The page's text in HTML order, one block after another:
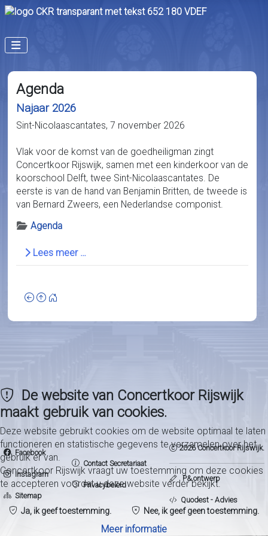
Agenda
Najaar 2026
Sint-Nicolaascantates, 7 november 2026
Vlak voor de komst van de goedheiligman zingt
Concertkoor Rijswijk, samen met een kinderkoor van de
koorschool Delft, twee Sint-Nicolaascantates. De
eerste is van de hand van Benjamin Britten, de tweede is
van Bernard Zweers, een Nederlandse componist.
DetailsAgenda
Lees meer …
Facebook
Instagram
Sitemap
Contact Secretariaat
Privacybeleid
2026 Concertkoor Rijswijk.
P& ontwerp
Quodest - Advies
De website van Concertkoor Rijswijk
maakt gebruik van cookies.
Deze website gebruikt cookies om de website optimaal te laten
functioneren en statistische gegevens te verzamelen over het
gebruik er van.
Concertkoor Rijswijk vraagt uw toestemming om deze cookies
te accepteren voordat u deze website verder bekijkt.
Ja, ik geef toestemming. Nee, ik geef geen toestemming.
Meer informatie